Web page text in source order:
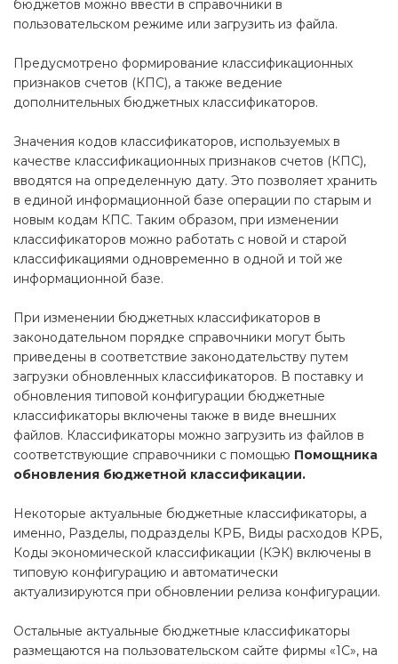
бюджетов можно ввести в справочники в
пользовательском режиме или загрузить из файла.
Предусмотрено формирование классификационных
признаков счетов (КПС), а также ведение
дополнительных бюджетных классификаторов.
Значения кодов классификаторов, используемых в
качестве классификационных признаков счетов (КПС),
вводятся на определенную дату. Это позволяет хранить
в единой информационной базе операции по старым и
новым кодам КПС. Таким образом, при изменении
классификаторов можно работать с новой и старой
классификациями одновременно в одной и той же
информационной базе.
При изменении бюджетных классификаторов в
законодательном порядке справочники могут быть
приведены в соответствие законодательству путем
загрузки обновленных классификаторов. В поставку и
обновления типовой конфигурации бюджетные
классификаторы включены также в виде внешних
файлов. Классификаторы можно загрузить из файлов в
соответствующие справочники с помощью Помощника
обновления бюджетной классификации.
Некоторые актуальные бюджетные классификаторы, а
именно, Разделы, подразделы КРБ, Виды расходов КРБ,
Коды экономической классификации (КЭК) включены в
типовую конфигурацию и автоматически
актуализируются при обновлении релиза конфигурации.
Остальные актуальные бюджетные классификаторы
размещаются на пользовательском сайте фирмы «1С», на